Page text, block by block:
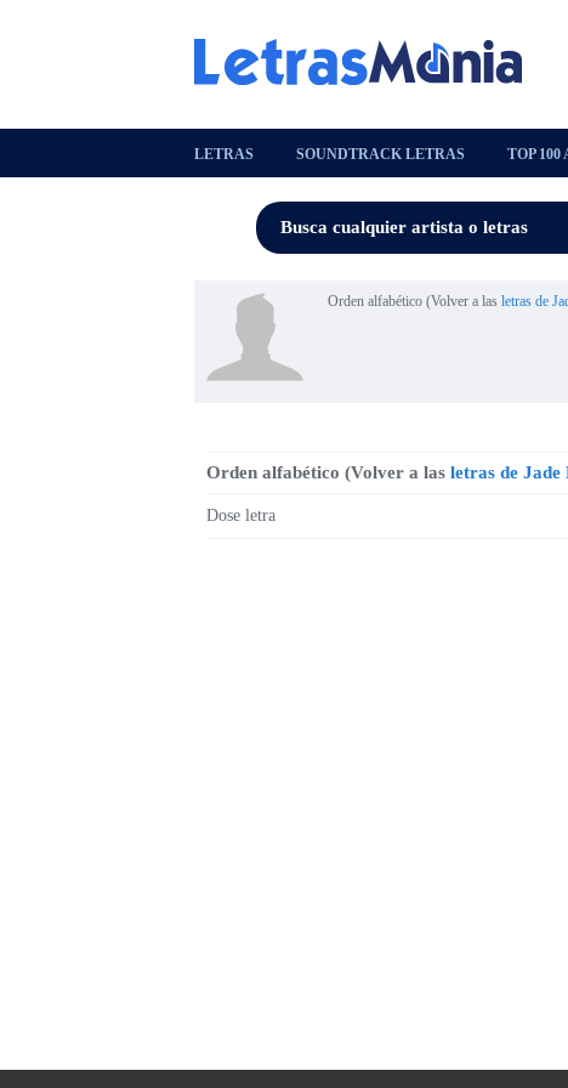
LETRAS SOUNDTRACK LETRAS TOP 100
Orden alfabético (Volver a las letras de
Orden alfabético (Volver a las letras de Jade
Dose letra